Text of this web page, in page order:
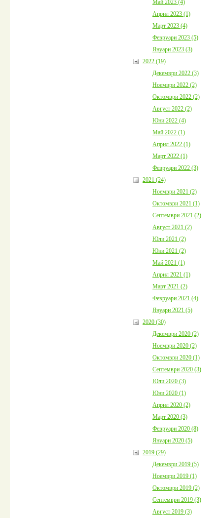
Май 2023 (4)
Април 2023 (1)
Март 2023 (4)
Февруари 2023 (5)
Януари 2023 (3)
2022 (19)
Декември 2022 (3)
Ноември 2022 (2)
Октомври 2022 (2)
Август 2022 (2)
Юни 2022 (4)
Май 2022 (1)
Април 2022 (1)
Март 2022 (1)
Февруари 2022 (3)
2021 (24)
Ноември 2021 (2)
Октомври 2021 (1)
Септември 2021 (2)
Август 2021 (2)
Юли 2021 (2)
Юни 2021 (2)
Май 2021 (1)
Април 2021 (1)
Март 2021 (2)
Февруари 2021 (4)
Януари 2021 (5)
2020 (30)
Декември 2020 (2)
Ноември 2020 (2)
Октомври 2020 (1)
Септември 2020 (3)
Юли 2020 (3)
Юни 2020 (1)
Април 2020 (2)
Март 2020 (3)
Февруари 2020 (8)
Януари 2020 (5)
2019 (29)
Декември 2019 (5)
Ноември 2019 (1)
Октомври 2019 (2)
Септември 2019 (3)
Август 2019 (3)